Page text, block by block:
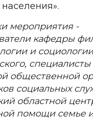
мероприятия -
кафедры
и
,
общественной
социальных
областной
помощи семье